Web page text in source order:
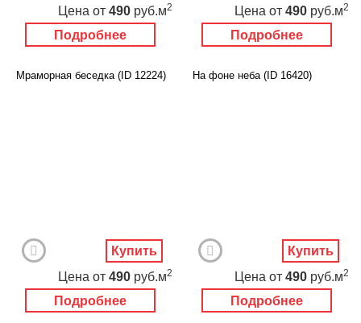
Подробнее
Цена от 490 руб.м2
Подробнее
Цена от 490 руб.м2
Мраморная беседка (ID 12224)
Подробнее
Цена от 490 руб.м2
Купить
На фоне неба (ID 16420)
Подробнее
Цена от 490 руб.м2
Купить